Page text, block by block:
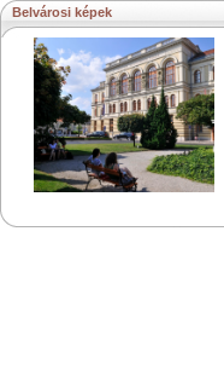
Belvárosi képek